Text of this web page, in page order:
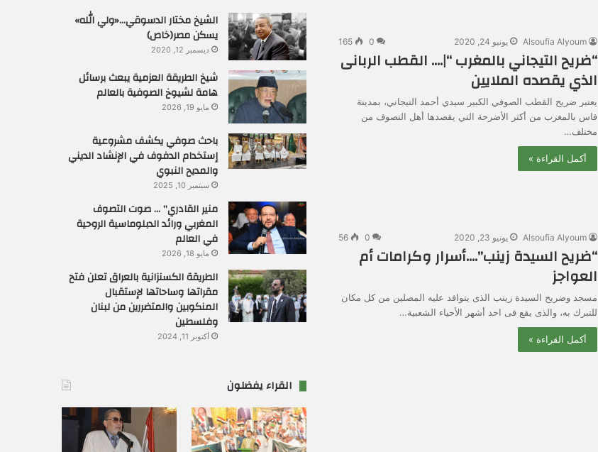
Alsoufia Alyoum يونيو 24, 2020 0
165
“ضريح التيجاني بالمغرب “|…. القطب الربانى
الذي يقصده الملايين
يعتبر ضريح القطب الصوفي الكبير سيدي أحمد التيجاني، بمدينة
فاس بالمغرب من أكثر الأضرحة التي يقصدها أهل التصوف من
مختلف…
أكمل القراءة »
Alsoufia Alyoum يونيو 23, 2020 0
56
“ضريح السيدة زينب”….أسرار وكرامات أم
العواجز
مسجد وضريح السيدة زينب الذى يتوافد عليه المصلين من كل مكان
للتبرك به، والذى يقع فى احد أشهر الأحياء الشعبية…
أكمل القراءة »
الشيخ مختار الدسوقي…«ولي الله»
يسكن مصر(خاص)
ديسمبر 12, 2020
شيخ الطريقة العزمية يبعث برسائل
هامة لشيوخ الصوفية بالعالم
مايو 19, 2026
باحث صوفي يكشف مشروعية
إستخدام الدفوف في الإنشاد الديني
والمديح النبوي
سبتمبر 10, 2025
منير القادري” … صوت التصوف
المغربي ورائد الدبلوماسية الروحية
في العالم
مايو 18, 2026
الطريقة الكسنزانية بالعراق تعلن فتح
مقراتها وساحاتها لإستقبال
المنكوبين والمتضررين من لبنان
وفلسطين
أكتوبر 11, 2024
القراء يفضلون